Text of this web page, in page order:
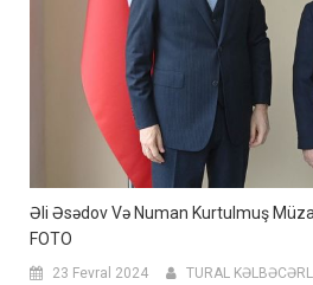
Əli Əsədov Və Numan Kurtulmuş
FOTO
23 Fevral 2024 TURAL